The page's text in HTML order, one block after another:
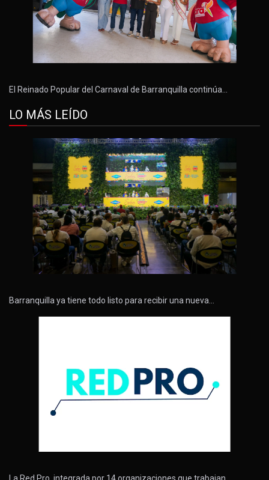
El Reinado Popular del Carnaval de Barranquilla continúa…
LO MÁS LEÍDO
Barranquilla ya tiene todo listo para recibir una nueva…